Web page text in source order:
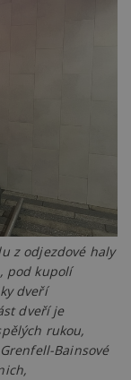
z odjezdové haly
pod kupolí
dveří
dveří je
rukou,
Bainsové